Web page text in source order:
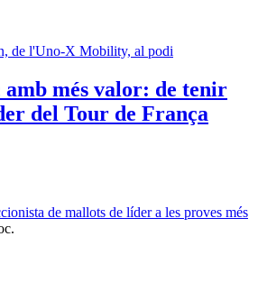
de mallots de líder a les proves més